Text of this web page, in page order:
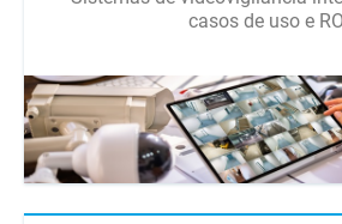
casos de uso e